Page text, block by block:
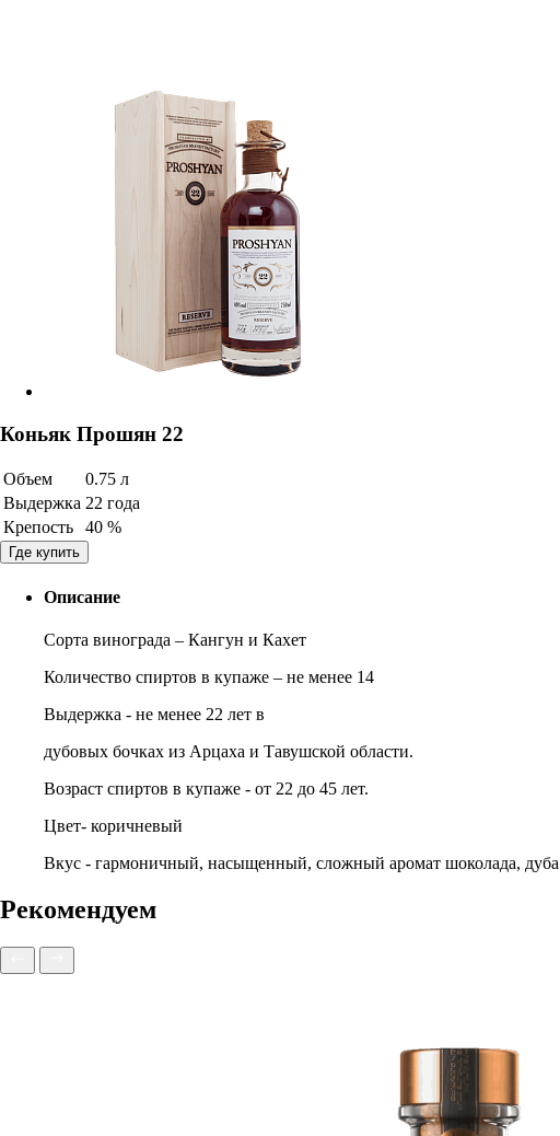
Коньяк Прошян 22
Объем
0.75 л
Выдержка 22 года
Крепость
40 %
Где купить
Описание
Сорта винограда – Кангун и Кахет
Количество спиртов в купаже – не менее 14
Выдержка - не менее 22 лет в
дубовых бочках из Арцаха и Тавушской области.
Возраст спиртов в купаже - от 22 до 45 лет.
Цвет- коричневый
Вкус - гармоничный, насыщенный, сложный аромат шоколада,
Рекомендуем